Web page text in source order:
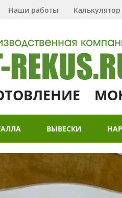
Наши работы Калькулятор
ВЫВЕСКИ